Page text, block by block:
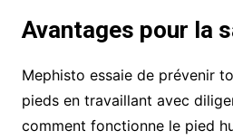
Avantages pour la
Mephisto essaie de prévenir
pieds en travaillant avec
comment fonctionne le pied